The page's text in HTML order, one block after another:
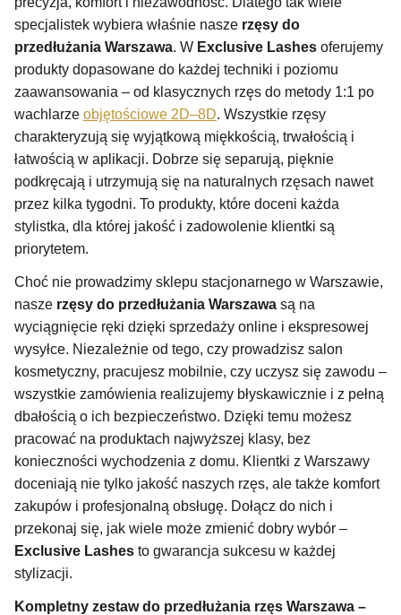
specjalistek wybiera właśnie nasze rzęsy do
przedłużania Warszawa. W Exclusive Lashes oferujemy
produkty dopasowane do każdej techniki i poziomu
zaawansowania – od klasycznych rzęs do metody 1:1 po
wachlarze objętościowe 2D–8D. Wszystkie rzęsy
charakteryzują się wyjątkową miękkością, trwałością i
łatwością w aplikacji. Dobrze się separują, pięknie
podkręcają i utrzymują się na naturalnych rzęsach nawet
przez kilka tygodni. To produkty, które doceni każda
stylistka, dla której jakość i zadowolenie klientki są
priorytetem.
Choć nie prowadzimy sklepu stacjonarnego w Warszawie,
nasze rzęsy do przedłużania Warszawa są na
wyciągnięcie ręki dzięki sprzedaży online i ekspresowej
wysyłce. Niezależnie od tego, czy prowadzisz salon
kosmetyczny, pracujesz mobilnie, czy uczysz się zawodu –
wszystkie zamówienia realizujemy błyskawicznie i z pełną
dbałością o ich bezpieczeństwo. Dzięki temu możesz
pracować na produktach najwyższej klasy, bez
konieczności wychodzenia z domu. Klientki z Warszawy
doceniają nie tylko jakość naszych rzęs, ale także komfort
zakupów i profesjonalną obsługę. Dołącz do nich i
przekonaj się, jak wiele może zmienić dobry wybór –
Exclusive Lashes to gwarancja sukcesu w każdej
stylizacji.
Kompletny zestaw do przedłużania rzęs Warszawa –